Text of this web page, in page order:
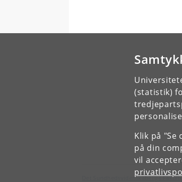
(statistik)
Klik på
på din
vil
Det Sundhedsvidenskabelige